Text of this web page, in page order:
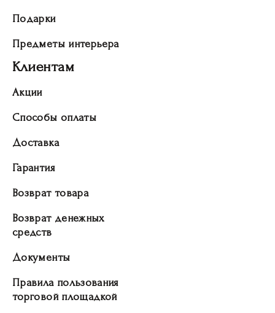
Подарки
Предметы интерьера
Клиентам
Акции
Способы оплаты
Доставка
Гарантия
Возврат товара
Возврат денежных
средств
Документы
Правила пользования
торговой площадкой